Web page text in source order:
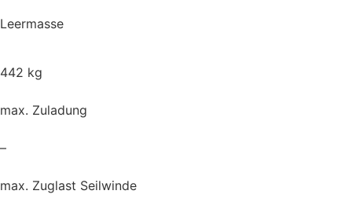
Leermasse
442 kg
max. Zuladung
–
max. Zuglast Seilwinde